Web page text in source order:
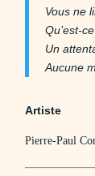
Vous ne
Qu’est-
Un
Aucune
Artiste
Pierre-Paul